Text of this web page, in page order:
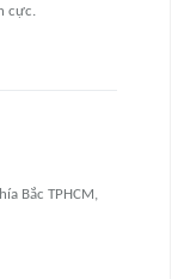
cực.
Bắc TPHCM,